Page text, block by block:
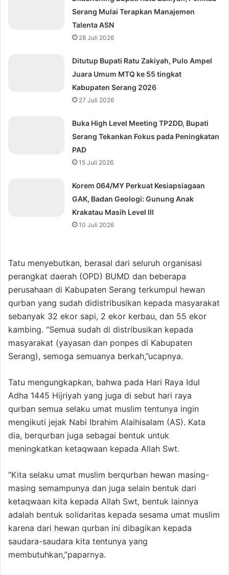
Serang Mulai Terapkan Manajemen
Talenta ASN
28 Juli 2026
Ditutup Bupati Ratu Zakiyah, Pulo Ampel
Juara Umum MTQ ke 55 tingkat
Kabupaten Serang 2026
27 Juli 2026
Buka High Level Meeting TP2DD, Bupati
Serang Tekankan Fokus pada Peningkatan
PAD
15 Juli 2026
Korem 064/MY Perkuat Kesiapsiagaan
GAK, Badan Geologi: Gunung Anak
Krakatau Masih Level III
10 Juli 2026
Tatu menyebutkan, berasal dari seluruh organisasi
perangkat daerah (OPD) BUMD dan beberapa
perusahaan di Kabupaten Serang terkumpul hewan
qurban yang sudah didistribusikan kepada masyarakat
sebanyak 32 ekor sapi, 2 ekor kerbau, dan 55 ekor
kambing. “Semua sudah di distribusikan kepada
masyarakat (yayasan dan ponpes di Kabupaten
Serang), semoga semuanya berkah,”ucapnya.
Tatu mengungkapkan, bahwa pada Hari Raya Idul
Adha 1445 Hijriyah yang juga di sebut hari raya
qurban semua selaku umat muslim tentunya ingin
mengikuti jejak Nabi Ibrahim Alaihisalam (AS). Kata
dia, berqurban juga sebagai bentuk untuk
meningkatkan ketaqwaan kepada Allah Swt.
“Kita selaku umat muslim berqurban hewan masing-
masing semampunya dan juga selain bentuk dari
ketaqwaan kita kepada Allah Swt, bentuk lainnya
adalah bentuk solidaritas kepada sesama umat muslim
karena dari hewan qurban ini dibagikan kepada
saudara-saudara kita tentunya yang
membutuhkan,”paparnya.